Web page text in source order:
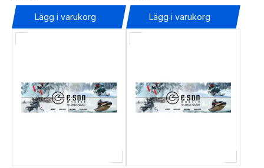
Lägg i varukorg Lägg i varukorg